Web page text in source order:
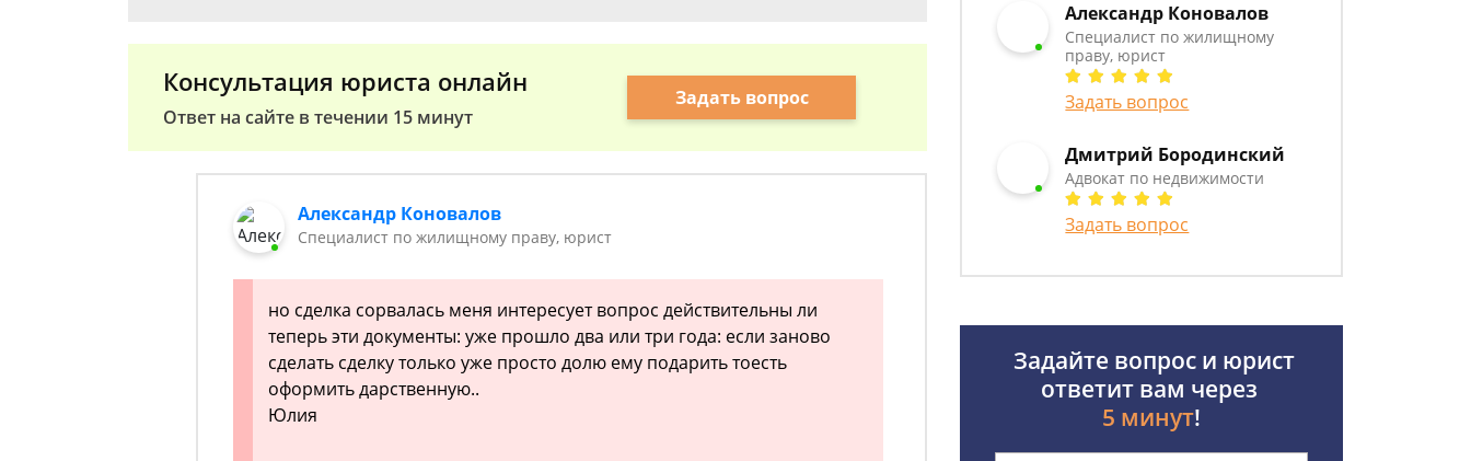
Консультация юриста онлайн
Ответ на сайте в течении 15 минут
Задать вопрос
Александр Коновалов
Специалист по жилищному праву, юрист
но сделка сорвалась меня интересует вопрос действительны ли
теперь эти документы: уже прошло два или три года: если заново
сделать сделку только уже просто долю ему подарить тоесть
оформить дарственную..
Юлия
Александр Коновалов
Специалист по жилищному
праву, юрист
Задать вопрос
Дмитрий Бородинский
Адвокат по недвижимости
Задать вопрос
Задайте вопрос и юрист
ответит вам через
5 минут!